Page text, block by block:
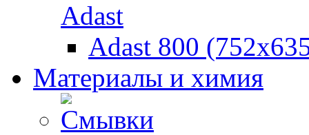
Adast
Adast 800
Материалы и химия